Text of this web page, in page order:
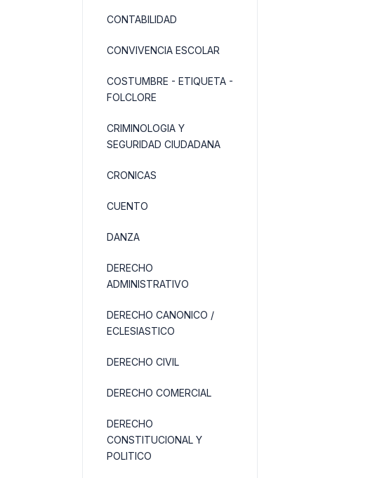
CONTABILIDAD
CONVIVENCIA ESCOLAR
COSTUMBRE - ETIQUETA -
FOLCLORE
CRIMINOLOGIA Y
SEGURIDAD CIUDADANA
CRONICAS
CUENTO
DANZA
DERECHO
ADMINISTRATIVO
DERECHO CANONICO /
ECLESIASTICO
DERECHO CIVIL
DERECHO COMERCIAL
DERECHO
CONSTITUCIONAL Y
POLITICO